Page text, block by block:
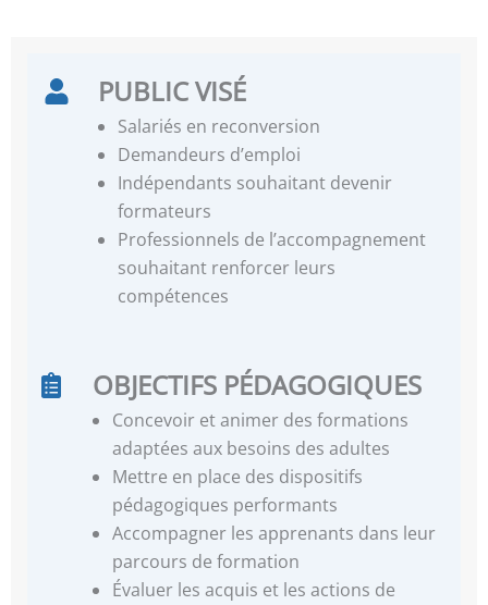
PUBLIC VISÉ
Salariés en reconversion
Demandeurs d’emploi
Indépendants souhaitant devenir
formateurs
Professionnels de l’accompagnement
souhaitant renforcer leurs
compétences
OBJECTIFS PÉDAGOGIQUES
Concevoir et animer des formations
adaptées aux besoins des adultes
Mettre en place des dispositifs
pédagogiques performants
Accompagner les apprenants dans leur
parcours de formation
Évaluer les acquis et les actions de